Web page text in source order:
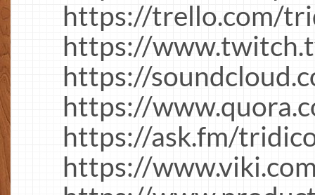
https://trello.com/
https://
https://
https://
https://ask.fm/
https://